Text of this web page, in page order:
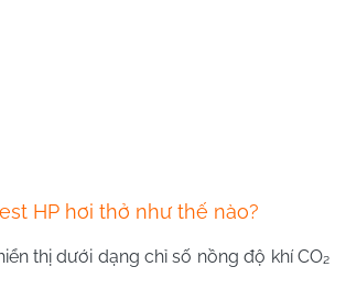
HP hơi thở như thế nào?
thị dưới dạng chỉ số nồng độ khí CO₂